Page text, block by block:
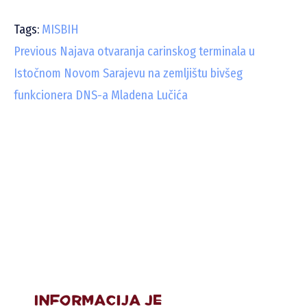
Tags: MISBIH
C
o
n
Previous Najava otvaranja carinskog terminala u
Istočnom Novom Sarajevu na zemljištu bivšeg
funkcionera DNS-a Mladena Lučića